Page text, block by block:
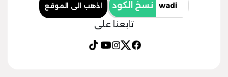
نسخ الكود اذهب الى الموقع
تابعنا على